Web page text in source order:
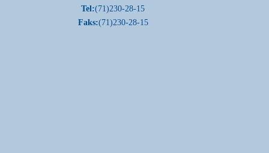
Tel:(71)230-28-15
Faks:(71)230-28-15